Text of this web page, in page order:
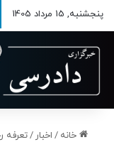
پنجشنبه, 15 مرداد 1405
خانه / اخبار /تعرفه